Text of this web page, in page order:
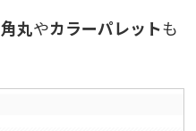
角丸やカラーパレットも